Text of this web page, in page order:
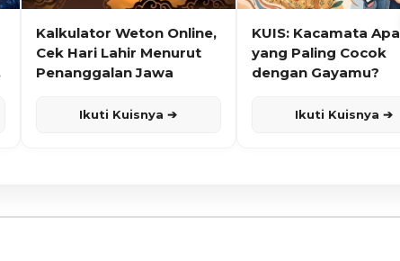
Kalkulator Weton Online,
Cek Hari Lahir Menurut
Penanggalan Jawa
Ikuti Kuisnya ➔
KUIS: Kacamata Apa
yang Paling Cocok
dengan Gayamu?
Ikuti Kuisnya ➔